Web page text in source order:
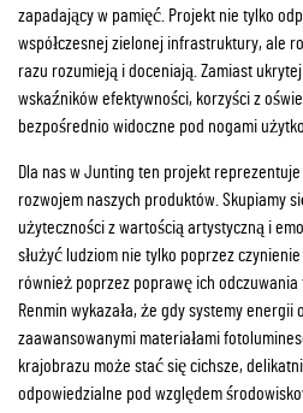
zapadający w pamięć. Projekt nie tylko
współczesnej zielonej infrastruktury, ale
razu rozumieją i doceniają. Zamiast
wskaźników efektywności, korzyści z
bezpośrednio widoczne pod nogami
Dla nas w Junting ten projekt
rozwojem naszych produktów. Skupiamy
użyteczności z wartością artystyczną i
służyć ludziom nie tylko poprzez
również poprzez poprawę ich
Renmin wykazała, że gdy systemy
zaawansowanymi materiałami
krajobrazu może stać się cichsze,
odpowiedzialne pod względem